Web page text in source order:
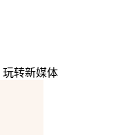
玩转新媒体